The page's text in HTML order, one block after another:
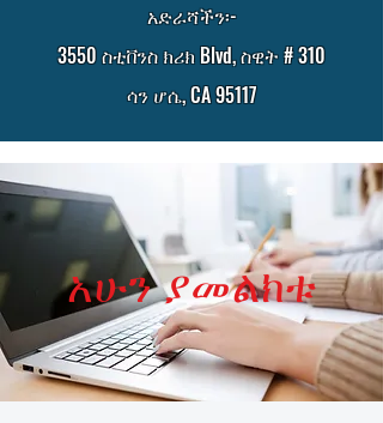
አድራሻችን፡-
3550 ስቲቨንስ ክሪክ Blvd, ስዊት # 310
ሳን ሆሴ, CA 95117
አሁን ያመልክቱ